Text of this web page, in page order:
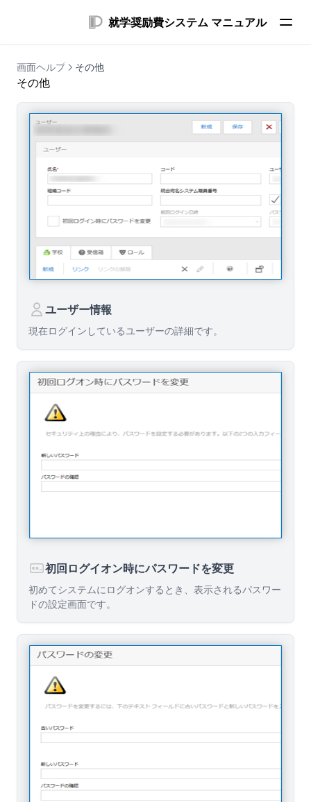
就学奨励費システム マニュアル
画面ヘルプ その他
その他
ユーザー情報
現在ログインしているユーザーの詳細です。
初回ログイオン時にパスワードを変更
初めてシステムにログオンするとき、表示されるパスワー
ドの設定画面です。